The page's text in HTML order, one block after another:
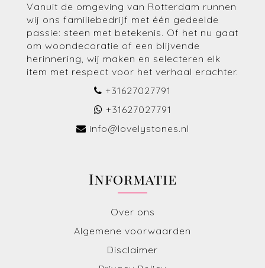
Vanuit de omgeving van Rotterdam runnen
wij ons familiebedrijf met één gedeelde
passie: steen met betekenis. Of het nu gaat
om woondecoratie of een blijvende
herinnering, wij maken en selecteren elk
item met respect voor het verhaal erachter.
+31627027791
+31627027791
info@lovelystones.nl
Informatie
Over ons
Algemene voorwaarden
Disclaimer